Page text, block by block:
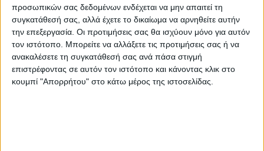
προσωπικών σας δεδομένων ενδέχεται να μην απαιτεί τη
συγκατάθεσή σας, αλλά έχετε το δικαίωμα να αρνηθείτε αυτήν
την επεξεργασία. Οι προτιμήσεις σας θα ισχύουν μόνο για αυτόν
τον ιστότοπο. Μπορείτε να αλλάξετε τις προτιμήσεις σας ή να
ανακαλέσετε τη συγκατάθεσή σας ανά πάσα στιγμή
επιστρέφοντας σε αυτόν τον ιστότοπο και κάνοντας κλικ στο
κουμπί "Απορρήτου" στο κάτω μέρος της ιστοσελίδας.